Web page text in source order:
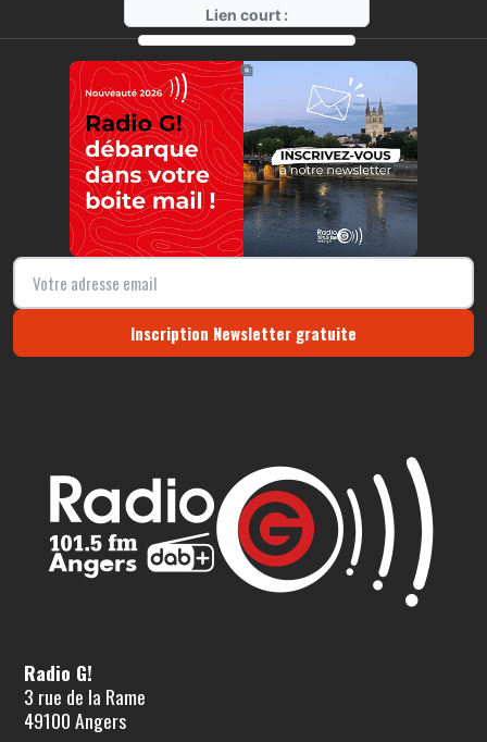
Lien court :
https://radio-g.fr?r136
⧉
Inscription Newsletter gratuite
Radio G!
3 rue de la Rame
49100 Angers